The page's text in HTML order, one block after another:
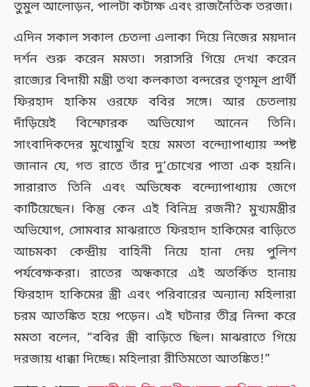
তুমুল আলোড়ন, পালটা কটাক্ষ এবং রাজনৈতিক তরজা।
এদিন সকাল সকাল চেতলা এলাকা দিয়ে নিজের ময়দান
দর্শন শুরু করেন মমতা। সরাসরি গিয়ে দেখা করেন
রাজ্যের বিদায়ী মন্ত্রী তথা কলকাতা বন্দরের তৃণমূল প্রার্থী
ফিরহাদ হাকিম ওরফে ববির সঙ্গে। আর চেতলায়
দাঁড়িয়েই বিস্ফোরক অভিযোগ আনেন তিনি।
সাংবাদিকদের মুখোমুখি হয়ে মমতা বন্দ্যোপাধ্যায় স্পষ্ট
জানান যে, গত রাতে তাঁর দু’চোখের পাতা এক হয়নি।
সারারাত তিনি এবং অভিষেক বন্দ্যোপাধ্যায় জেগে
কাটিয়েছেন। কিন্তু কেন এই বিনিদ্র রজনী? মুখ্যমন্ত্রীর
অভিযোগ, সোমবার মাঝরাতে ফিরহাদ হাকিমের বাড়িতে
আচমকা কেন্দ্রীয় বাহিনী নিয়ে হানা দেয় পুলিশ
পর্যবেক্ষকরা। রাতের অন্ধকারে এই অতর্কিত হানায়
ফিরহাদ হাকিমের স্ত্রী এবং পরিবারের অন্যান্য মহিলারা
চরম আতঙ্কিত হয়ে পড়েন। এই ঘটনার তীব্র নিন্দা করে
মমতা বলেন, “ববির স্ত্রী বাড়িতে ছিল। মাঝরাতে গিয়ে
দরজায় ধাক্কা দিচ্ছে। মহিলারা রীতিমতো আতঙ্কিত!”